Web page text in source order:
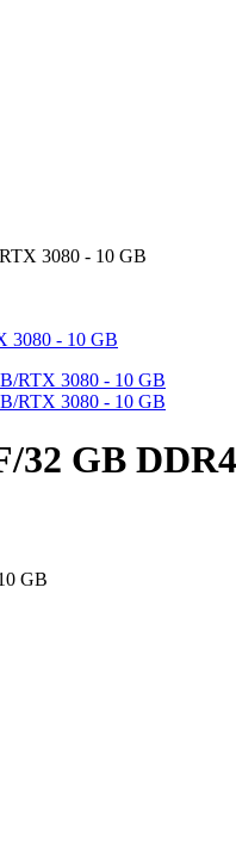
3080 - 10 GB
GB
GB